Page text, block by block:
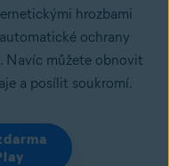
hrozbami
ochrany
Navíc můžete obnovit
a posílit soukromí.